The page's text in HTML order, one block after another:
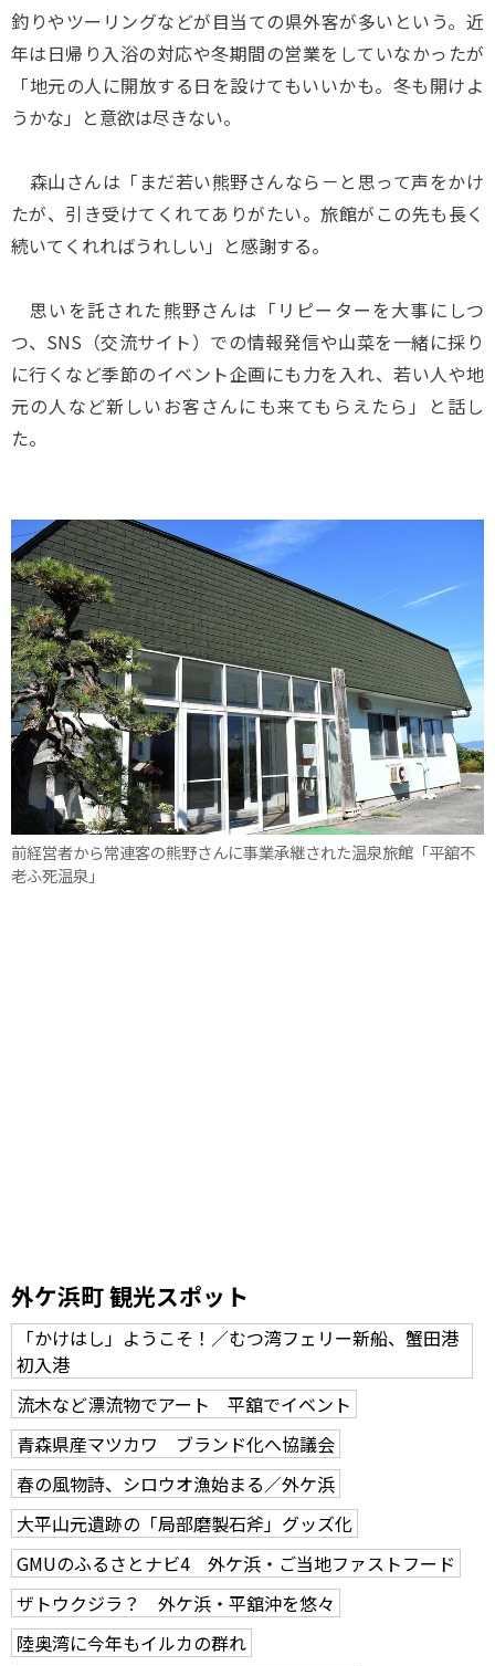
釣りやツーリングなどが目当ての県外客が多いという。近
年は日帰り入浴の対応や冬期間の営業をしていなかったが
「地元の人に開放する日を設けてもいいかも。冬も開けよ
うかな」と意欲は尽きない。
森山さんは「まだ若い熊野さんなら－と思って声をかけ
たが、引き受けてくれてありがたい。旅館がこの先も長く
続いてくれればうれしい」と感謝する。
思いを託された熊野さんは「リピーターを大事にしつ
つ、SNS（交流サイト）での情報発信や山菜を一緒に採り
に行くなど季節のイベント企画にも力を入れ、若い人や地
元の人など新しいお客さんにも来てもらえたら」と話し
た。
前経営者から常連客の熊野さんに事業承継された温泉旅館「平舘不
老ふ死温泉」
外ケ浜町 観光スポット
「かけはし」ようこそ！／むつ湾フェリー新船、蟹田港
初入港
流木など漂流物でアート 平舘でイベント
青森県産マツカワ ブランド化へ協議会
春の風物詩、シロウオ漁始まる／外ケ浜
大平山元遺跡の「局部磨製石斧」グッズ化
GMUのふるさとナビ4 外ケ浜・ご当地ファストフード
ザトウクジラ？ 外ケ浜・平舘沖を悠々
陸奥湾に今年もイルカの群れ